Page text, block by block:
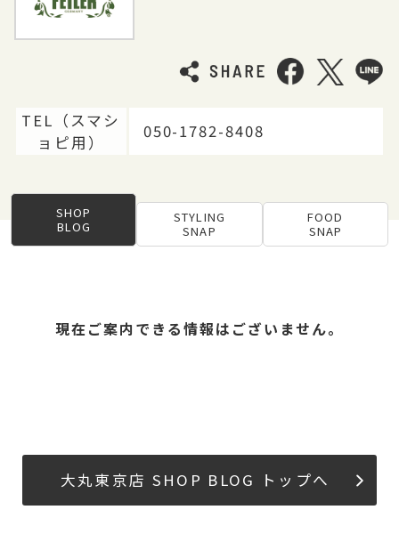
TEL（スマシ
ョピ用）
050-1782-8408
SHOP
BLOG
STYLING
SNAP
FOOD
SNAP
現在ご案内できる情報はございません。
大丸東京店 SHOP BLOG トップへ